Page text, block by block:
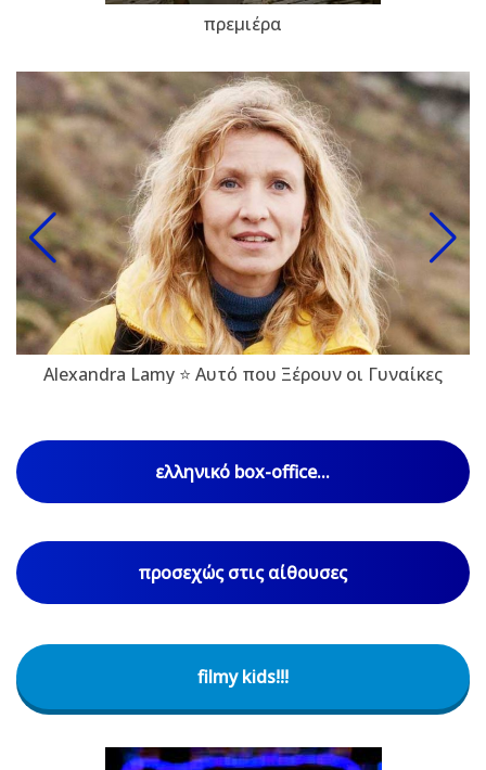
πρεμιέρα
Alexandra Lamy ⭐ Αυτό που Ξέρουν οι Γυναίκες
ελληνικό box-office...
προσεχώς στις αίθουσες
filmy kids!!!